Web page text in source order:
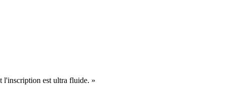
l'inscription est ultra fluide. »